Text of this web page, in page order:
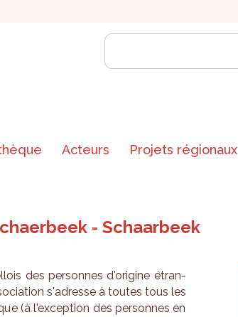
Acteurs Projets régionaux
- Schaarbeek
des per­sonnes d'ori­gine étran­
s'adresse à toutes tous les
(à l'ex­cep­tion des per­sonnes en